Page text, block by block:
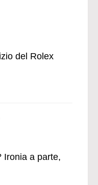
del Rolex
Ironia a parte,